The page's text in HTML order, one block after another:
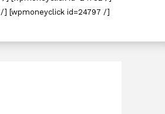
] [wpmoneyclick id=24797 /]